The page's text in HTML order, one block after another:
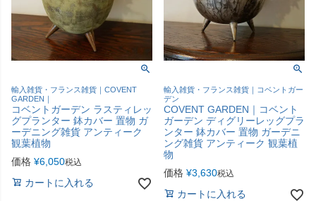
輸入雑貨・フランス雑貨｜COVENT
GARDEN｜
コベントガーデン ラスティレッ
グプランター 鉢カバー 置物 ガ
ーデニング雑貨 アンティーク
観葉植物
価格 ¥6,050税込
カートに入れる
輸入雑貨・フランス雑貨｜コベントガー
デン
COVENT GARDEN｜コベント
ガーデン ディグリーレッグプラ
ンター 鉢カバー 置物 ガーデニ
ング雑貨 アンティーク 観葉植
物
価格 ¥3,630税込
カートに入れる